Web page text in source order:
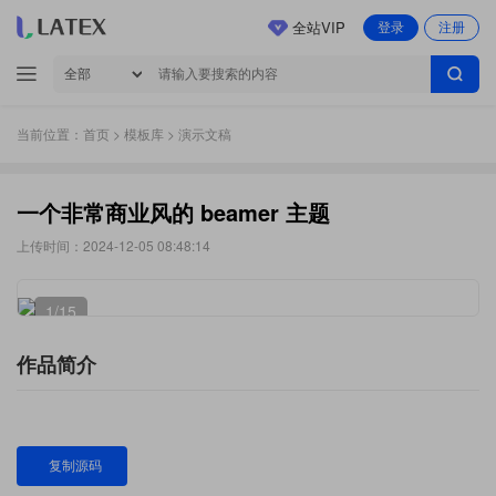
登录 注册
全站VIP
当前位置： 首页 > 模板库 > 演示文稿
一个非常商业风的 beamer 主题
上传时间：2024-12-05 08:48:14
1/15
作品简介
复制源码